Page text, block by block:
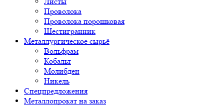
Проволока
Проволока порошковая
Шестигранник
Металлургическое сырьё
Вольфрам
Кобальт
Молибден
Никель
Спецпредложения
Металлопрокат на заказ